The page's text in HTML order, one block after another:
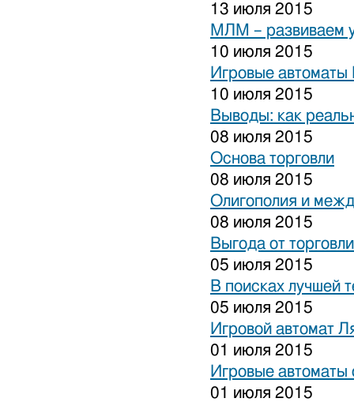
13 июля 2015
МЛМ – развиваем
10 июля 2015
Игровые
10 июля 2015
Выводы: как
08 июля 2015
Основа торговли
08 июля 2015
Олигополия и
08 июля 2015
Выгода от
05 июля 2015
В поисках лучшей
05 июля 2015
Игровой автомат
01 июля 2015
Игровые автоматы
01 июля 2015